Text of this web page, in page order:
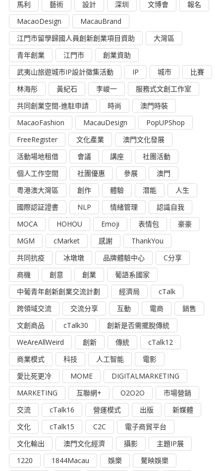
馬利 藝術 設計 深圳 文博會
報名
MacaoDesign
MacauBrand
江門市留學歸國人員創新創業項目資助
大灣區
青年創業
江門市
創業資助
武夷山旅遊城市IP設計徵集活動
IP 城市
比賽
林海彤
黃紀石 李峻一
服務式文創工作室
共同創業空間-進駐申請
時尚
澳門時裝
MacaoFashion
MacauDesign
PopUPShop
FreeRegister
文化產業
澳門文化發展
活動場地租借
會議 講座
社團活動
個人工作空間
社團優惠 參展
澳門
粵港澳大灣區
創作 體驗 潛能
人生
國際認証證書
NLP 情緒管理
認識自我
MOCA
HOHOU Emoji 表情包
豪豪
MGM
cMarket 感謝
ThankYou
共同抗疫
冰墩墩 品牌體驗中心
C分享
商機
創意 創業
葡語系國家
中葡青年創新創業交流計劃
經濟局
cTalk
跨領域交流
交流分享 互動 電商
銷售
文創商品
cTalk30
創新是否需擺脫傳統
WeAreAllWeird
創新 傳統
cTalk12
商業模式
科技 人工智能
電影
愛比死更冷
MOME
DIGITALMARKETING
MARKETING
互聯網+ O2O2O
市場營銷
交流
cTalk16 營運模式 出版
新媒體
文化
cTalk15 C2C
電子商貿平台
文化輸出
澳門文化經濟 攝影
主題IP展
1220
1844Macau 娛樂
驁映娛樂